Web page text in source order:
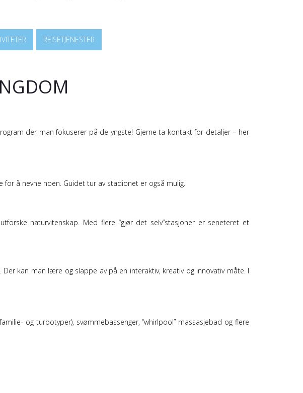
REISETJENESTER
der man fokuserer på de yngste! Gjerne ta kontakt for detaljer – her
å nevne noen. Guidet tur av stadionet er også mulig.
naturvitenskap. Med flere “gjør det selv”stasjoner er seneteret et
kan man lære og slappe av på en interaktiv, kreativ og innovativ måte. I
og turbotyper), svømmebassenger, “whirlpool” massasjebad og flere